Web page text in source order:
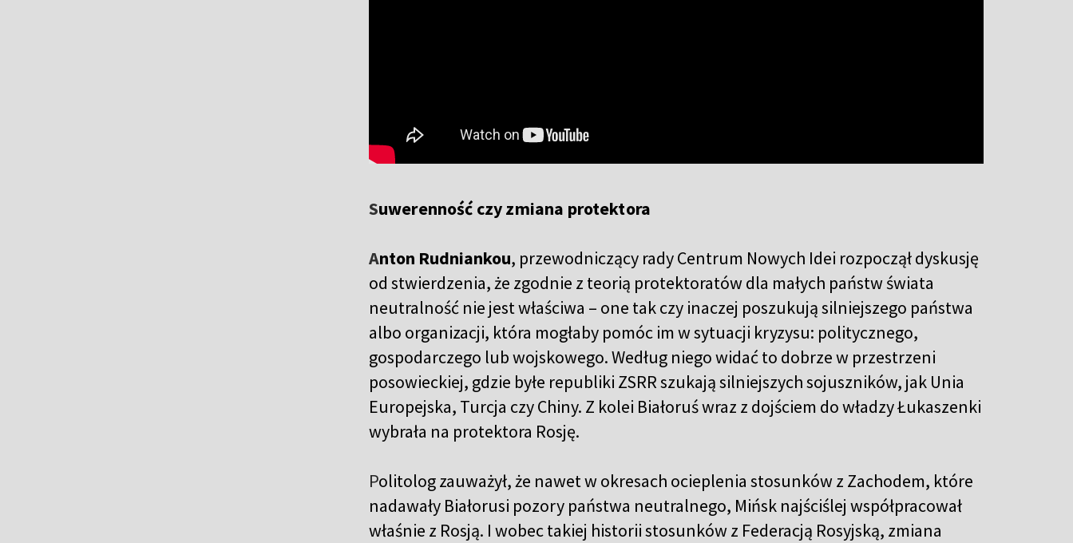
Suwerenność czy zmiana protektora
Anton Rudniankou, przewodniczący rady Centrum Nowych Idei rozpoczął dyskusję
od stwierdzenia, że zgodnie z teorią protektoratów dla małych państw świata
neutralność nie jest właściwa – one tak czy inaczej poszukują silniejszego państwa
albo organizacji, która mogłaby pomóc im w sytuacji kryzysu: politycznego,
gospodarczego lub wojskowego. Według niego widać to dobrze w przestrzeni
posowieckiej, gdzie byłe republiki ZSRR szukają silniejszych sojuszników, jak Unia
Europejska, Turcja czy Chiny. Z kolei Białoruś wraz z dojściem do władzy Łukaszenki
wybrała na protektora Rosję.
Politolog zauważył, że nawet w okresach ocieplenia stosunków z Zachodem, które
nadawały Białorusi pozory państwa neutralnego, Mińsk najściślej współpracował
właśnie z Rosją. I wobec takiej historii stosunków z Federacją Rosyjską, zmiana